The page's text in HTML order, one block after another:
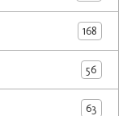
168
56
63